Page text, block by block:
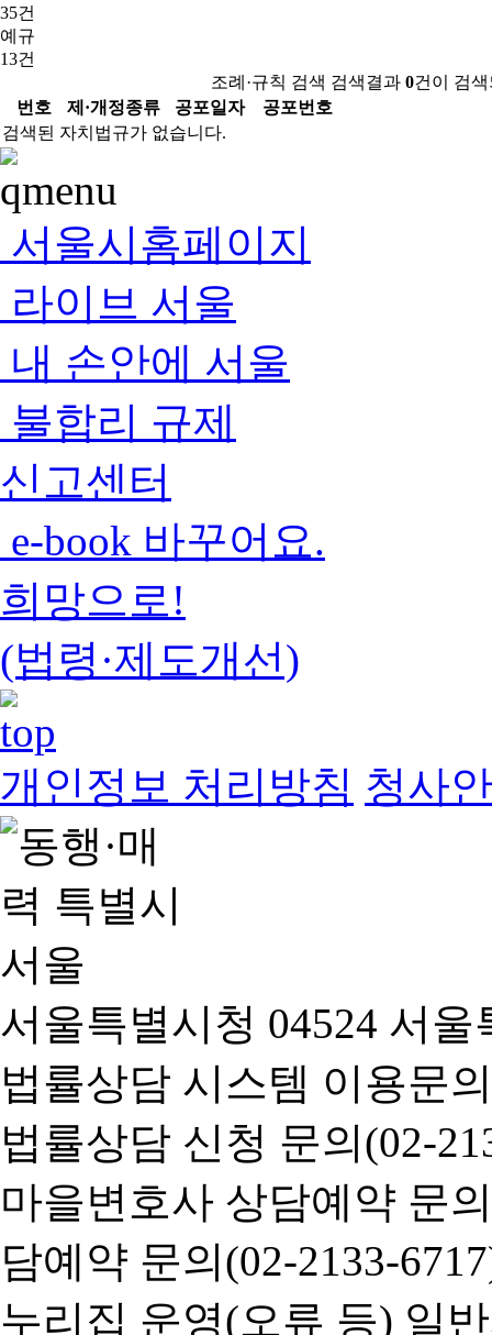
35건
예규
13건
조례·규칙 검색 검색결과 0건이 검
번호
제·개정종류 공포일자
공포번호
검색된 자치법규가 없습니다.
서울시홈페이지
라이브 서울
내 손안에 서울
불합리 규제
신고센터
e-book 바꾸어요.
희망으로!
(법령·제도개선)
개인정보 처리방침 청사
서울특별시청 04524 서
법률상담 시스템 이용문
법률상담 신청 문의(02-
마을변호사 상담예약 문
담예약 문의(02-2133-
누리집 운영(오류 등) 일